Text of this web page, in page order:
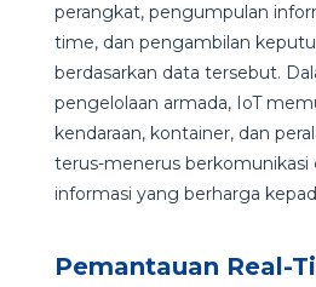
perangkat, pengumpulan
time, dan pengambilan
berdasarkan data tersebut.
pengelolaan armada, IoT
kendaraan, kontainer, dan
terus-menerus berkomunikasi
informasi yang berharga
Pemantauan Real-